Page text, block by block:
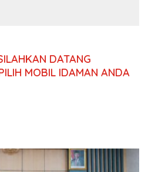
DATANG
MOBIL IDAMAN ANDA